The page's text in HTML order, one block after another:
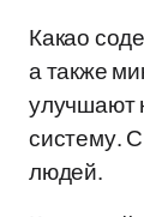
Какао
а также
улучшают
систему.
людей.